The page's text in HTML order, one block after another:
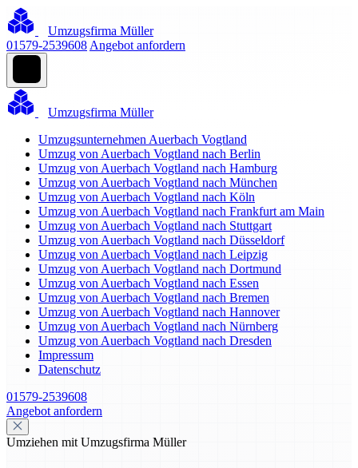
Umzugsfirma Müller
01579-2539608 Angebot anfordern
Umzugsfirma Müller
Umzugsunternehmen Auerbach Vogtland
Umzug von Auerbach Vogtland nach Berlin
Umzug von Auerbach Vogtland nach Hamburg
Umzug von Auerbach Vogtland nach München
Umzug von Auerbach Vogtland nach Köln
Umzug von Auerbach Vogtland nach Frankfurt am Main
Umzug von Auerbach Vogtland nach Stuttgart
Umzug von Auerbach Vogtland nach Düsseldorf
Umzug von Auerbach Vogtland nach Leipzig
Umzug von Auerbach Vogtland nach Dortmund
Umzug von Auerbach Vogtland nach Essen
Umzug von Auerbach Vogtland nach Bremen
Umzug von Auerbach Vogtland nach Hannover
Umzug von Auerbach Vogtland nach Nürnberg
Umzug von Auerbach Vogtland nach Dresden
Impressum
Datenschutz
01579-2539608
Angebot anfordern
Umziehen mit Umzugsfirma Müller